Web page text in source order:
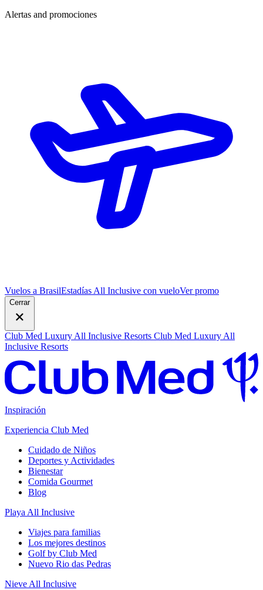
Alertas and promociones
Vuelos a BrasilEstadías All Inclusive con vueloVer promo
Cerrar
Club Med Luxury All Inclusive Resorts Club Med Luxury All
Inclusive Resorts
Inspiración
Experiencia Club Med
Cuidado de Niños
Deportes y Actividades
Bienestar
Comida Gourmet
Blog
Playa All Inclusive
Viajes para familias
Los mejores destinos
Golf by Club Med
Nuevo Rio das Pedras
Nieve All Inclusive